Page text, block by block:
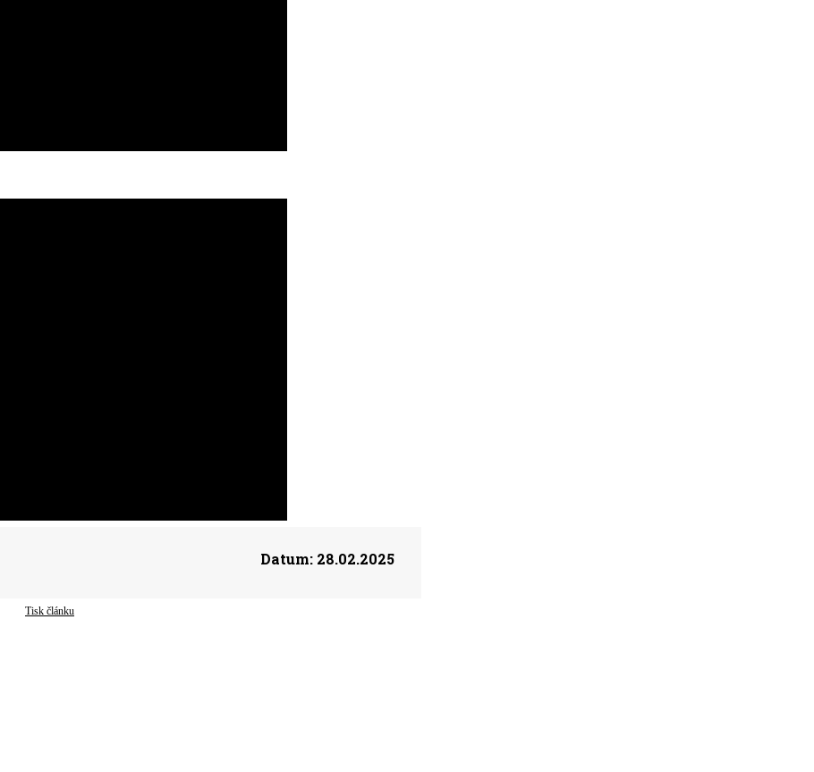
Datum:28.02.2025
Tisk článku